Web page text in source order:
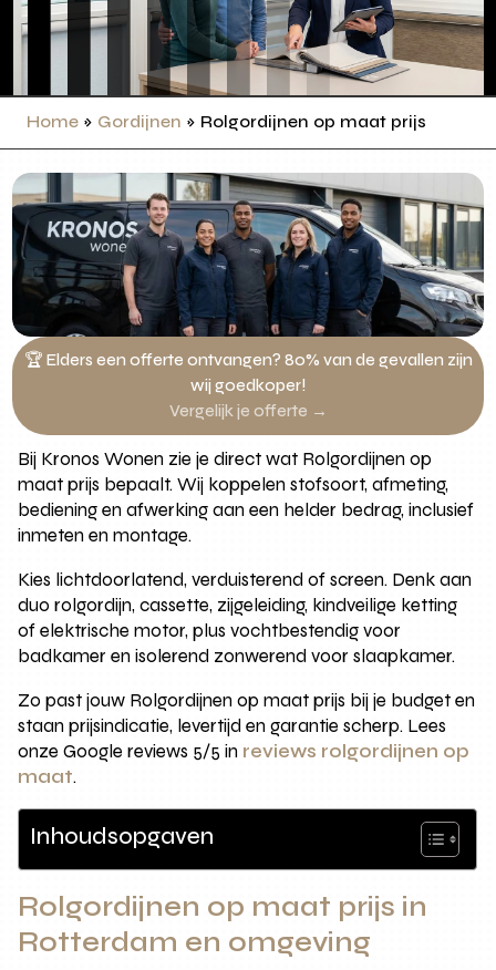
Home» Gordijnen » Rolgordijnen op maat prijs
🏆 Elders een offerte ontvangen? 80% van de gevallen zijn
wij goedkoper!
Vergelijk je offerte →
Bij Kronos Wonen zie je direct wat Rolgordijnen op
maat prijs bepaalt. Wij koppelen stofsoort, afmeting,
bediening en afwerking aan een helder bedrag, inclusief
inmeten en montage.
Kies lichtdoorlatend, verduisterend of screen. Denk aan
duo rolgordijn, cassette, zijgeleiding, kindveilige ketting
of elektrische motor, plus vochtbestendig voor
badkamer en isolerend zonwerend voor slaapkamer.
Zo past jouw Rolgordijnen op maat prijs bij je budget en
staan prijsindicatie, levertijd en garantie scherp. Lees
onze Google reviews 5/5 in reviews rolgordijnen op
maat.
Inhoudsopgaven
Rolgordijnen op maat prijs in
Rotterdam en omgeving